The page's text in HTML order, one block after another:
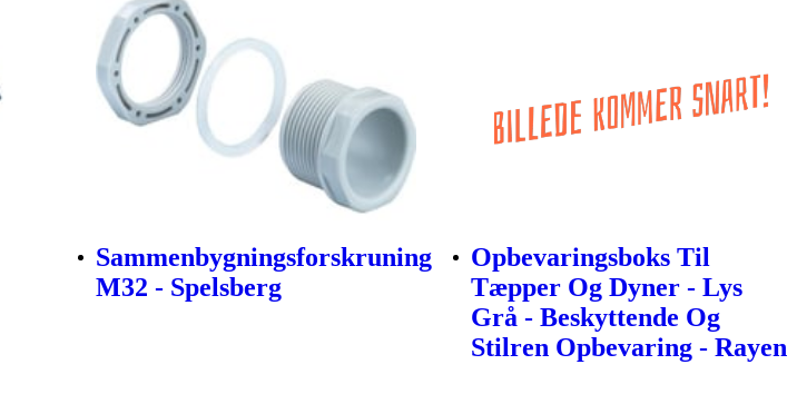
Sammenbygningsforskruning
M32 - Spelsberg
Opbevaringsboks Til
Tæpper Og Dyner - Lys
Grå - Beskyttende Og
Stilren Opbevaring - Rayen